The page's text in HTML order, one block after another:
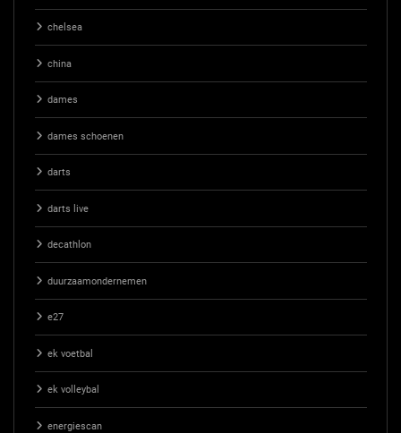
chelsea
china
dames
dames schoenen
darts
darts live
decathlon
duurzaamondernemen
e27
ek voetbal
ek volleybal
energiescan